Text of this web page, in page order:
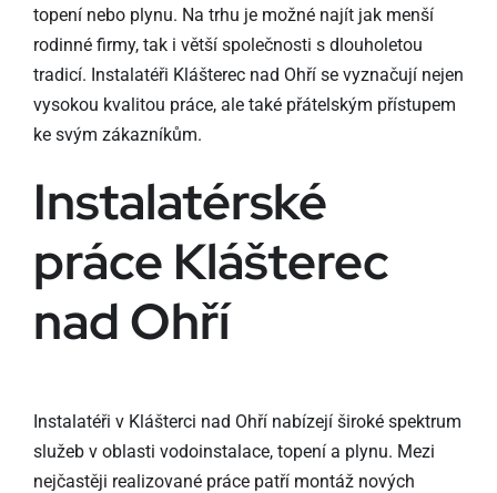
topení nebo plynu. Na trhu je možné najít jak menší
rodinné firmy, tak i větší společnosti s dlouholetou
tradicí. Instalatéři Klášterec nad Ohří se vyznačují nejen
vysokou kvalitou práce, ale také přátelským přístupem
ke svým zákazníkům.
Instalatérské
práce Klášterec
nad Ohří
Instalatéři v Klášterci nad Ohří nabízejí široké spektrum
služeb v oblasti vodoinstalace, topení a plynu. Mezi
nejčastěji realizované práce patří montáž nových